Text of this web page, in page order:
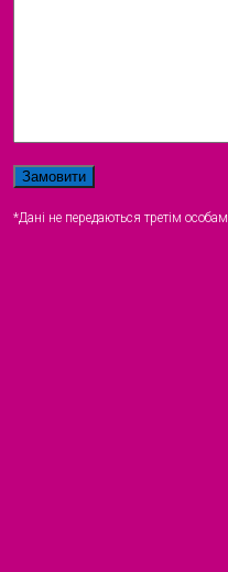
*Дані не передаються третім особам